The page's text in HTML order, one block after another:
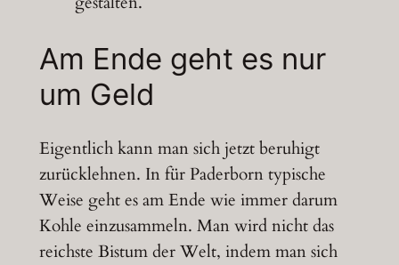
Am Ende geht es nur
um Geld
Eigentlich kann man sich jetzt beruhigt
zurücklehnen. In für Paderborn typische
Weise geht es am Ende wie immer darum
Kohle einzusammeln. Man wird nicht das
reichste Bistum der Welt, indem man sich